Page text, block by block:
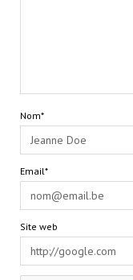
Nom*
Email*
Site web